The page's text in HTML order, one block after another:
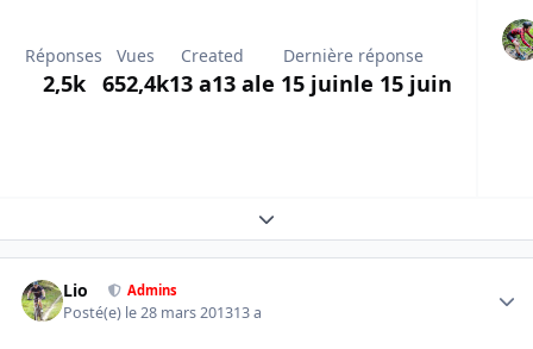
Réponses
2,5k
Vues
652,4k
Created
13 a13 a
Dernière réponse
le 15 juinle 15 juin
Expand topic overview
Lio Admins
Posté(e) le 28 mars 201313 a